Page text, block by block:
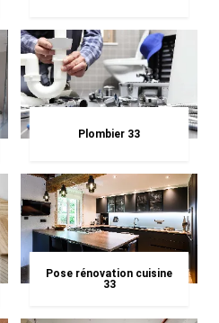
Plombier 33
Pose rénovation cuisine
33